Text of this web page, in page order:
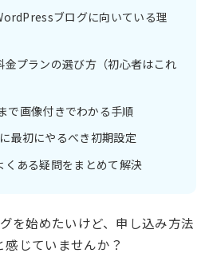
ブログに向いている理
金プランの選び方（初心者はこれ
で画像付きでわかる手順
最初にやるべき初期設定
くある疑問をまとめて解決
を始めたいけど、申し込み方法
じていませんか？